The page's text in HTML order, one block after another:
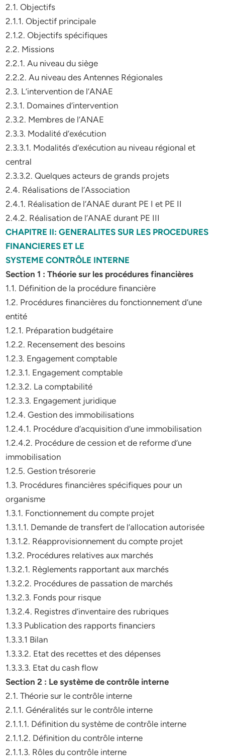
2.1. Objectifs
2.1.1. Objectif principale
2.1.2. Objectifs spécifiques
2.2. Missions
2.2.1. Au niveau du siège
2.2.2. Au niveau des Antennes Régionales
2.3. L’intervention de l’ANAE
2.3.1. Domaines d’intervention
2.3.2. Membres de l’ANAE
2.3.3. Modalité d’exécution
2.3.3.1. Modalités d’exécution au niveau régional et
central
2.3.3.2. Quelques acteurs de grands projets
2.4. Réalisations de l’Association
2.4.1. Réalisation de l’ANAE durant PE I et PE II
2.4.2. Réalisation de l’ANAE durant PE III
CHAPITRE II: GENERALITES SUR LES PROCEDURES
FINANCIERES ET LE
SYSTEME CONTRÔLE INTERNE
Section 1 : Théorie sur les procédures financières
1.1. Définition de la procédure financière
1.2. Procédures financières du fonctionnement d’une
entité
1.2.1. Préparation budgétaire
1.2.2. Recensement des besoins
1.2.3. Engagement comptable
1.2.3.1. Engagement comptable
1.2.3.2. La comptabilité
1.2.3.3. Engagement juridique
1.2.4. Gestion des immobilisations
1.2.4.1. Procédure d’acquisition d’une immobilisation
1.2.4.2. Procédure de cession et de reforme d’une
immobilisation
1.2.5. Gestion trésorerie
1.3. Procédures financières spécifiques pour un
organisme
1.3.1. Fonctionnement du compte projet
1.3.1.1. Demande de transfert de l’allocation autorisée
1.3.1.2. Réapprovisionnement du compte projet
1.3.2. Procédures relatives aux marchés
1.3.2.1. Règlements rapportant aux marchés
1.3.2.2. Procédures de passation de marchés
1.3.2.3. Fonds pour risque
1.3.2.4. Registres d’inventaire des rubriques
1.3.3 Publication des rapports financiers
1.3.3.1 Bilan
1.3.3.2. Etat des recettes et des dépenses
1.3.3.3. Etat du cash flow
Section 2 : Le système de contrôle interne
2.1. Théorie sur le contrôle interne
2.1.1. Généralités sur le contrôle interne
2.1.1.1. Définition du système de contrôle interne
2.1.1.2. Définition du contrôle interne
2.1.1.3. Rôles du contrôle interne